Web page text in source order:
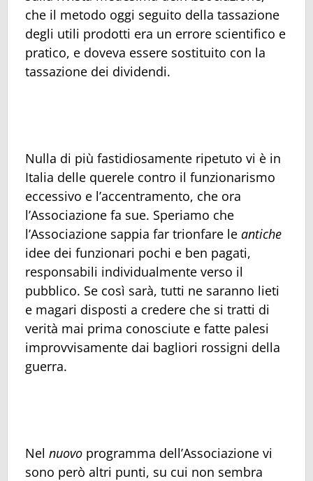
che il metodo oggi seguito della tassazione
degli utili prodotti era un errore scientifico e
pratico, e doveva essere sostituito con la
tassazione dei dividendi.
Nulla di più fastidiosamente ripetuto vi è in
Italia delle querele contro il funzionarismo
eccessivo e l’accentramento, che ora
l’Associazione fa sue. Speriamo che
l’Associazione sappia far trionfare le antiche
idee dei funzionari pochi e ben pagati,
responsabili individualmente verso il
pubblico. Se così sarà, tutti ne saranno lieti
e magari disposti a credere che si tratti di
verità mai prima conosciute e fatte palesi
improvvisamente dai bagliori rossigni della
guerra.
Nel nuovo programma dell’Associazione vi
sono però altri punti, su cui non sembra